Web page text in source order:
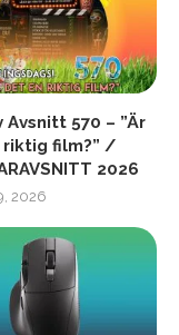
Avsnitt 570 – ”Är
riktig film?” /
2026
2026